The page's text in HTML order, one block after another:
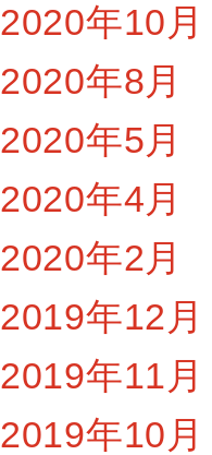
2020年10月
2020年8月
2020年5月
2020年4月
2020年2月
2019年12月
2019年11月
2019年10月